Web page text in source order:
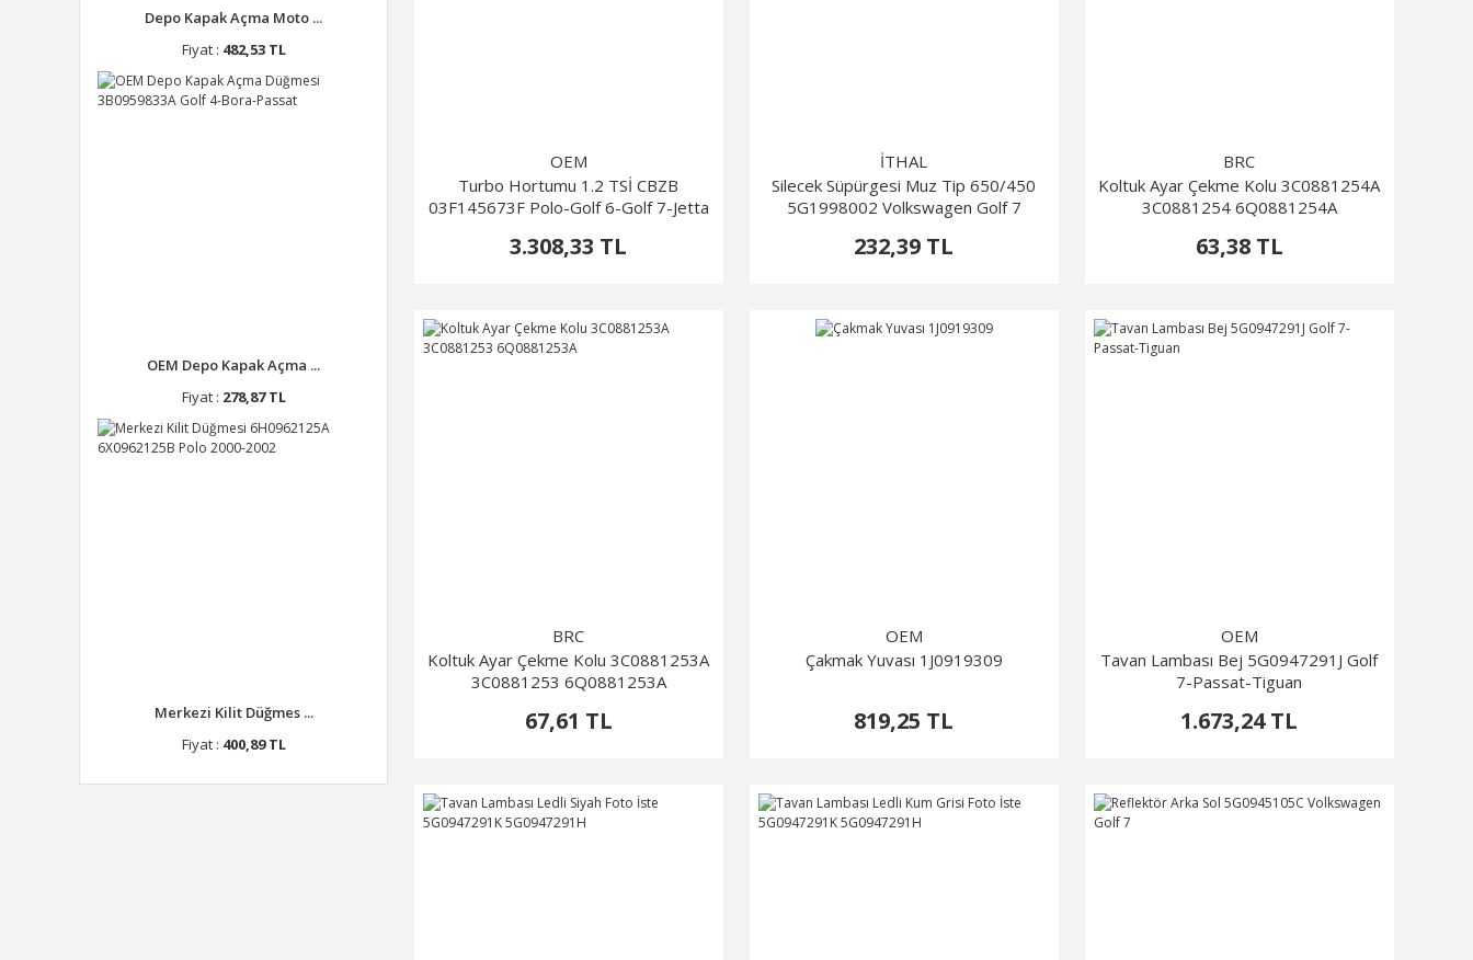
HÜCO (1)
KAUTEK (1)
LPR (1)
SWAG (1)
TAYVAN (1)
UBO (1)
VİCTOR REİNZ (1)
Depo Kapak Açma Moto ...
Fiyat : 482,53 TL
OEM Depo Kapak Açma ...
Fiyat : 278,87 TL
Merkezi Kilit Düğmes ...
Fiyat : 400,89 TL
OEM
Turbo Hortumu 1.2 TSİ CBZB
03F145673F Polo-Golf 6-Golf 7-Jetta
3.308,33 TL
İTHAL
Silecek Süpürgesi Muz Tip 650/450
5G1998002 Volkswagen Golf 7
232,39 TL
BRC
Koltuk Ayar Çekme Kolu 3C0881254A
3C0881254 6Q0881254A
63,38 TL
BRC
Koltuk Ayar Çekme Kolu 3C0881253A
3C0881253 6Q0881253A
67,61 TL
OEM
Çakmak Yuvası 1J0919309
819,25 TL
OEM
Tavan Lambası Bej 5G0947291J Golf
7-Passat-Tiguan
1.673,24 TL